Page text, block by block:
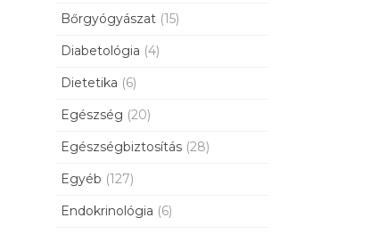
Bőrgyógyászat (15)
Diabetológia (4)
Dietetika (6)
Egészség (20)
Egészségbiztosítás (28)
Egyéb (127)
Endokrinológia (6)